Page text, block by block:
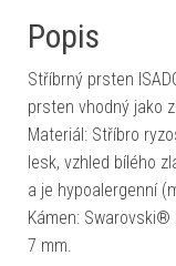
Popis
Stříbrný prsten
prsten vhodný jako
Materiál: Stříbro
lesk, vzhled bílého
a je hypoalergenní
Kámen: Swarovski®
7 mm.